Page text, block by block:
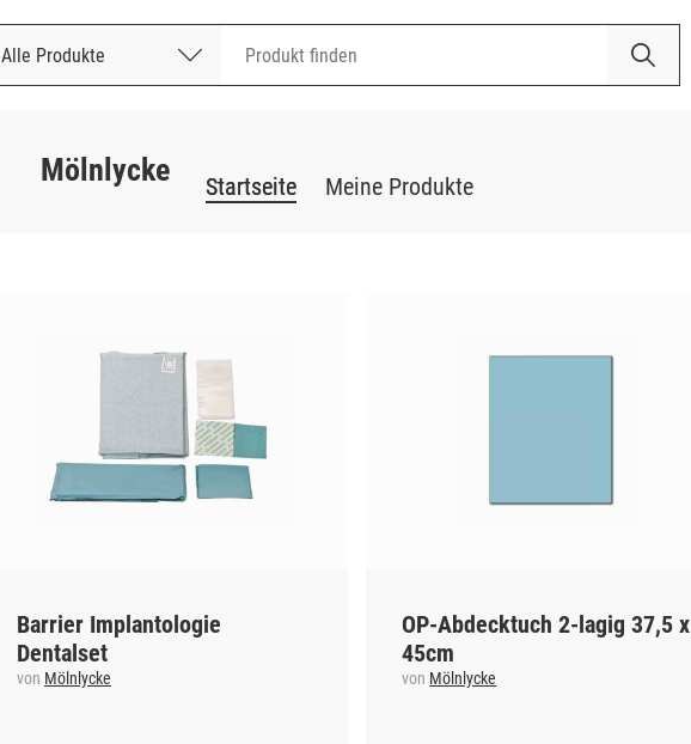
Alle Produkte
Nach Bestellnummer
Mölnlycke Startseite Meine Produkte
Barrier Implantologie
Dentalset
von Mölnlycke
OP-Abdecktuch 2-lagig 37,5 x
45cm
von Mölnlycke